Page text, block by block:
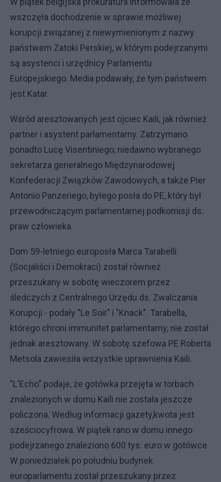
wszczęła dochodzenie w sprawie możliwej
korupcji związanej z niewymienionym z nazwy
państwem Zatoki Perskiej, w którym podejrzanymi
są asystenci i urzędnicy Parlamentu
Europejskiego. Media podawały, że tym państwem
jest Katar.
Wśród aresztowanych jest ojciec Kaili, jak również
partner i asystent parlamentarny. Zatrzymano
ponadto Lucę Visentiniego, niedawno wybranego
sekretarza generalnego Międzynarodowej
Konfederacji Związków Zawodowych, a także Pier
Antonio Panzeriego, byłego posła do PE, który był
przewodniczącym parlamentarnej podkomisji ds.
praw człowieka.
Dom 59-letniego europosła Marca Tarabelli
(Socjaliści i Demokraci) został również
przeszukany w sobotę wieczorem przez
śledczych z Centralnego Urzędu ds. Zwalczania
Korupcji - podały "Le Soir" i "Knack". Tarabella,
którego chroni immunitet parlamentarny, nie został
jednak aresztowany. W sobotę szefowa PE Roberta
Metsola zawiesiła wszystkie uprawnienia Kaili.
"L'Echo" podaje, że gotówka przejęta w torbach
znalezionych w domu Kaili nie została jeszcze
policzona. Według informacji gazety,kwota jest
sześciocyfrowa. W piątek rano w domu innego
podejrzanego znaleziono 600 tys. euro w gotówce.
W poniedziałek po południu budynek
europarlamentu został przeszukany przez